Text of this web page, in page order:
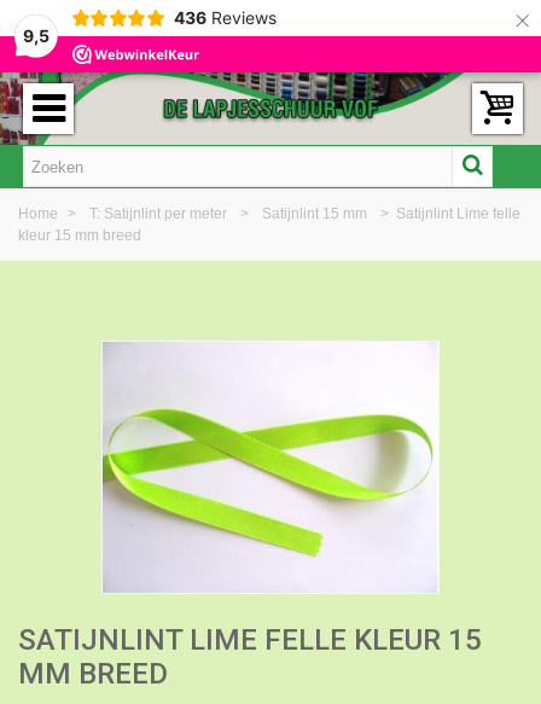
9,5
436 Reviews ×
Home > T: Satijnlint per meter > Satijnlint 15 mm > Satijnlint Lime felle
kleur 15 mm breed
SATIJNLINT LIME FELLE KLEUR 15
MM BREED